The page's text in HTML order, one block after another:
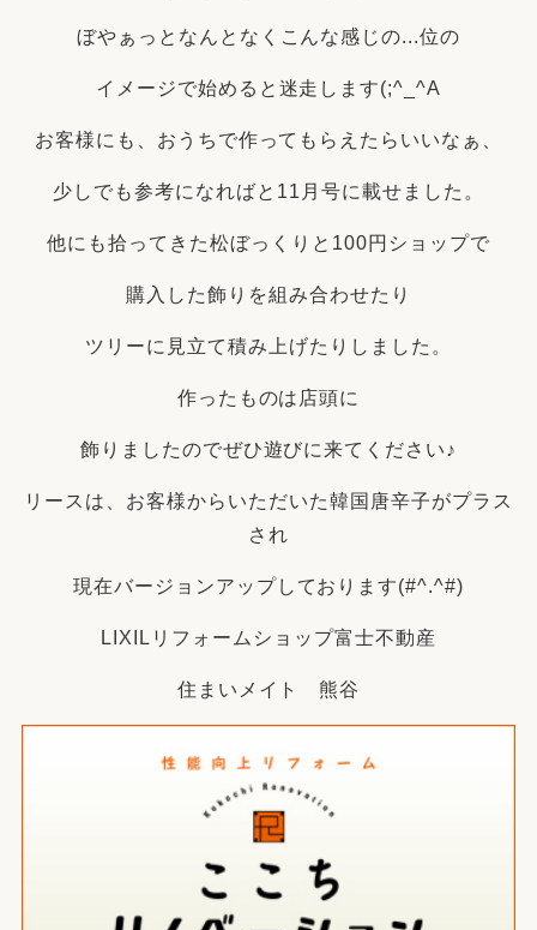
ぼやぁっとなんとなくこんな感じの...位の
イメージで始めると迷走します(;^_^A
お客様にも、おうちで作ってもらえたらいいなぁ、
少しでも参考になればと11月号に載せました。
他にも拾ってきた松ぼっくりと100円ショップで
購入した飾りを組み合わせたり
ツリーに見立て積み上げたりしました。
作ったものは店頭に
飾りましたのでぜひ遊びに来てください♪
リースは、お客様からいただいた韓国唐辛子がプラス
され
現在バージョンアップしております(#^.^#)
LIXILリフォームショップ富士不動産
住まいメイト 熊谷